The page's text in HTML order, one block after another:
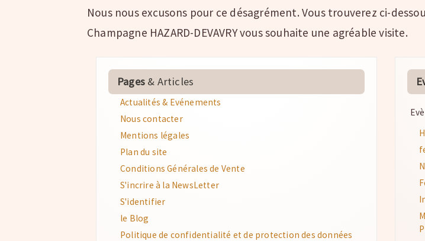
Nous nous excusons pour ce désagrément. Vous trouverez ci-
Champagne HAZARD-DEVAVRY vous souhaite une agréable visite.
Pages & Articles
Actualités & Evénements
Nous contacter
Mentions légales
Plan du site
Conditions Générales de Vente
S'incrire à la NewsLetter
S'identifier
le Blog
Politique de confidentialité et de protection des données